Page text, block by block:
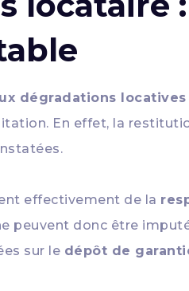
dégradations locatives
En effet, la
effectivement de la
peuvent donc être
sur le dépôt de